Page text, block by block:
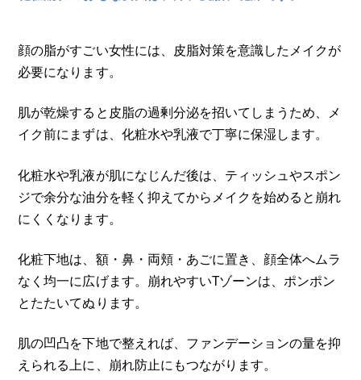
顔の脂がすごい女性には、皮脂対策を意識したメイクが
必要になります。
肌が乾燥すると皮脂の過剰分泌を招いてしまうため、メ
イク前にまずは、化粧水や乳液で丁寧に保湿します。
化粧水や乳液が肌になじんだ後は、ティッシュやスポン
ジで余分な油分を軽く抑えてからメイクを始めると崩れ
にくくなります。
化粧下地は、額・鼻・両頬・あごに置き、顔全体へムラ
なく均一に広げます。崩れやすいTゾーンは、ポンポン
とたたいてぬります。
肌の凹凸を下地で整えれば、ファンデーションの量を抑
えられる上に、崩れ防止にもつながります。